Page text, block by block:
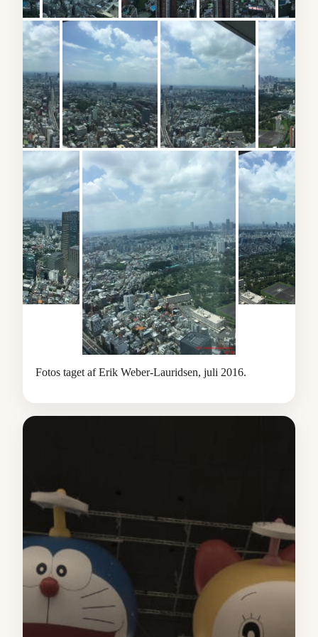
Fotos taget af Erik Weber-Lauridsen, juli 2016.